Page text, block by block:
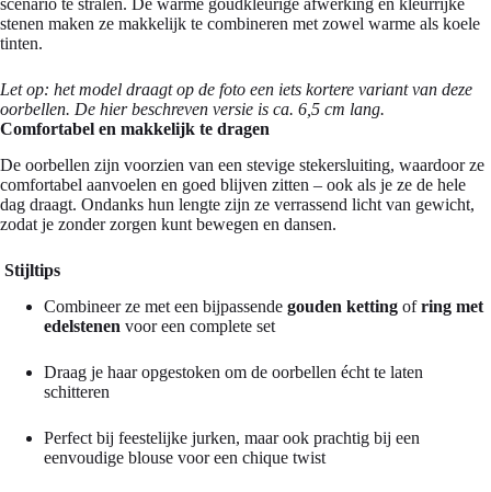
scenario te stralen. De warme goudkleurige afwerking en kleurrijke
stenen maken ze makkelijk te combineren met zowel warme als koele
tinten.
Let op: het model draagt op de foto een iets kortere variant van deze
oorbellen. De hier beschreven versie is ca. 6,5 cm lang.
Comfortabel en makkelijk te dragen
De oorbellen zijn voorzien van een stevige stekersluiting, waardoor ze
comfortabel aanvoelen en goed blijven zitten – ook als je ze de hele
dag draagt. Ondanks hun lengte zijn ze verrassend licht van gewicht,
zodat je zonder zorgen kunt bewegen en dansen.
Stijltips
Combineer ze met een bijpassende gouden ketting ofring met
edelstenen voor een complete set
Draag je haar opgestoken om de oorbellen écht te laten
schitteren
Perfect bij feestelijke jurken, maar ook prachtig bij een
eenvoudige blouse voor een chique twist